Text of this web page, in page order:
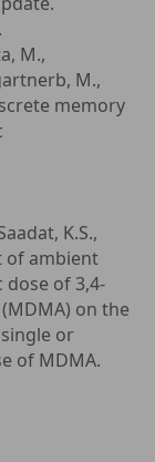
M.,
M.,
memory
K.S.,
of ambient
of 3,4-
on the
or
of MDMA.